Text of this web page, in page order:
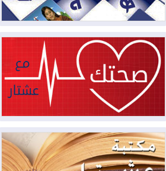
2026-08-03كوبا تغرق في الظلام مجددا
2026-08-03
أوامر بإجلاء 60 ألف شخص
بسبب الحرائق في ولاية واشنطن
2026-08-02
مشروع "حسابي" يُمهل
الموظفين حتى نهاية أغسطس لاستلام
بطاقاتهم المصرفية
2026-08-02دمشق وعمّان تحذران بغداد:
أي هجوم من أراضي العراق سيواجه برد